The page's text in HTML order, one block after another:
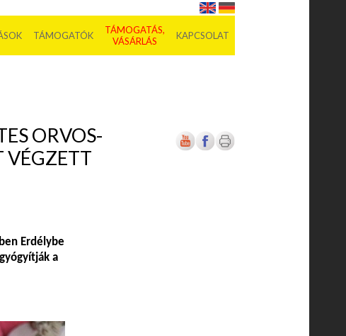
TÁMOGATÓK
TÁMOGATÁS,
VÁSÁRLÁS
KAPCSOLAT
ORVOS-
VÉGZETT
Erdélybe
a